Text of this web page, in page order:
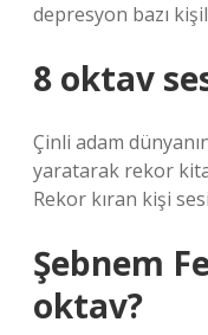
depresyon bazı
8 oktav
Çinli adam
yaratarak rekor
Rekor kıran kişi
Şebnem
oktav?